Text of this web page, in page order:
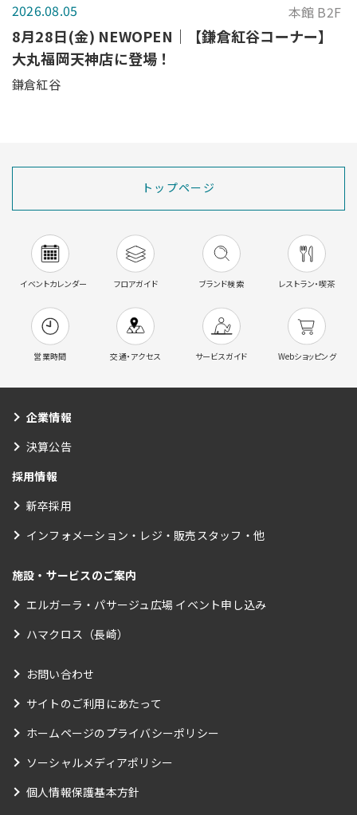
2026.08.05 本館 B2F
8月28日(金) NEWOPEN｜【鎌倉紅谷コーナー】
大丸福岡天神店に登場！
鎌倉紅谷
トップページ
イベントカレンダー フロアガイド ブランド検索 レストラン・喫茶
営業時間 交通・アクセス サービスガイド Webショッピング
企業情報
決算公告
採用情報
新卒採用
インフォメーション・レジ・販売スタッフ・他
施設・サービスのご案内
エルガーラ・パサージュ広場 イベント申し込み
ハマクロス（長崎）
お問い合わせ
サイトのご利用にあたって
ホームページのプライバシーポリシー
ソーシャルメディアポリシー
個人情報保護基本方針